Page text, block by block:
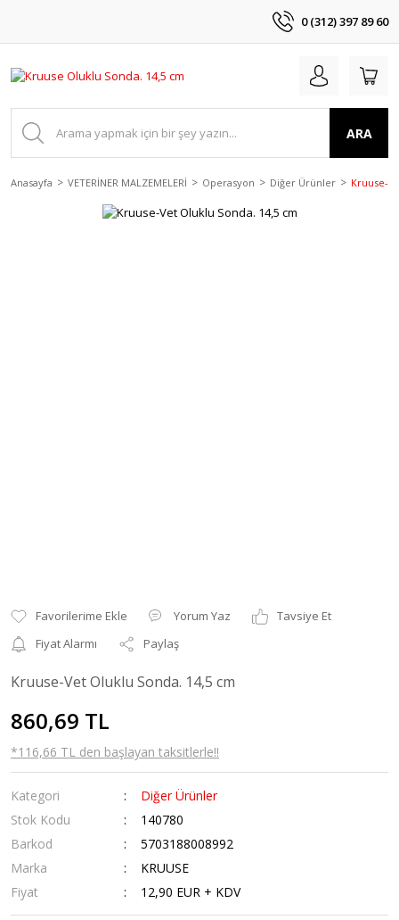
0 (312) 397 89 60
ARA
Anasayfa VETERİNER MALZEMELERİ Operasyon Diğer Ürünler Kruuse-
Yorum Yaz
Tavsiye Et
Fiyat Alarmı
Paylaş
Kruuse-Vet Oluklu Sonda. 14,5 cm
860,69 TL
*116,66 TL den başlayan taksitlerle!!
Kategori
Diğer Ürünler
Stok Kodu
140780
Barkod
5703188008992
Marka
KRUUSE
Fiyat
12,90 EUR + KDV